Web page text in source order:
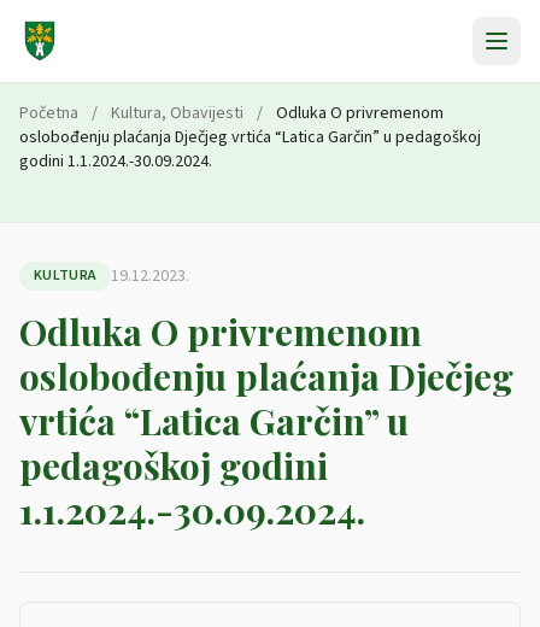
Početna / Kultura, Obavijesti / Odluka O privremenom
oslobođenju plaćanja Dječjeg vrtića “Latica Garčin” u pedagoškoj
godini 1.1.2024.-30.09.2024.
KULTURA 19.12.2023.
Odluka O privremenom
oslobođenju plaćanja Dječjeg
vrtića “Latica Garčin” u
pedagoškoj godini
1.1.2024.-30.09.2024.